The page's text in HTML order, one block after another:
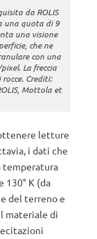
da ROLIS
una quota di 9
una visione
che ne
con una
La freccia
Crediti:
Mottola et
letture
i dati che
temperatura
130° K (da
del terreno e
materiale di